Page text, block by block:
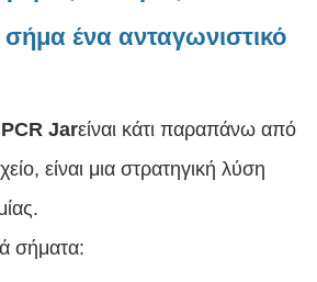
ένα ανταγωνιστικό
Jarείναι κάτι παραπάνω από
είναι μια στρατηγική λύση
σήματα: